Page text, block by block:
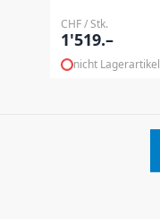
CHF / Stk.
1'519.–
nicht Lagerartikel